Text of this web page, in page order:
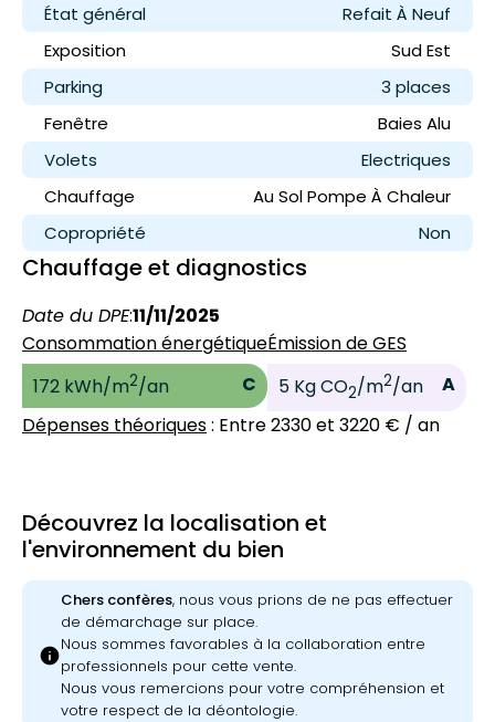
État général
Refait À Neuf
Exposition
Sud Est
Parking
3 places
Fenêtre
Baies Alu
Volets
Electriques
Chauffage
Au Sol Pompe À Chaleur
Copropriété
Non
Chauffage et diagnostics
Date du DPE:11/11/2025
Consommation énergétique
172 kWh/m2/an C
Émission de GES
5 Kg CO2/m2/an
A
Dépenses théoriques: Entre 2330 et 3220 € / an
Découvrez la localisation et
l'environnement du bien
info
Chers confères, nous vous prions de ne pas effectuer
de démarchage sur place.
Nous sommes favorables à la collaboration entre
professionnels pour cette vente.
Nous vous remercions pour votre compréhension et
votre respect de la déontologie.